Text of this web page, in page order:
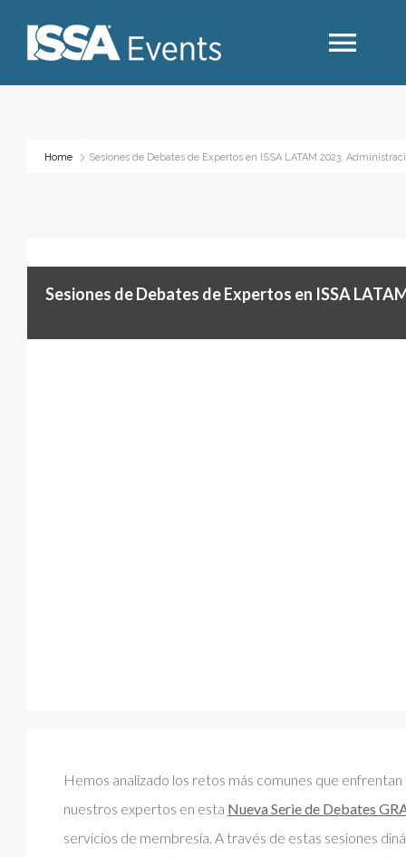
Event Type
Sesiones de Debates de Expertos en ISSA
Home Sesiones de Debates de Expertos en ISSA LATAM 2023:
Hemos analizado los retos más comunes que
nuestros expertos en esta Nueva Serie de Debates
servicios de membresía. A través de estas sesiones